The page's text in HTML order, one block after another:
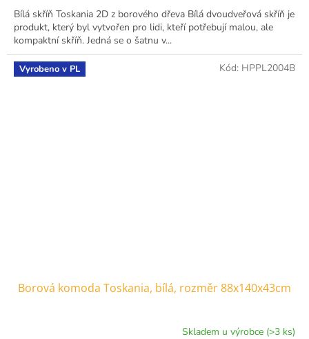
Bílá skříň Toskania 2D z borového dřeva Bílá dvoudveřová skříň je
produkt, který byl vytvořen pro lidi, kteří potřebují malou, ale
kompaktní skříň. Jedná se o šatnu v...
Vyrobeno v PL
Borová komoda Toskania, bílá, rozměr 88x140x43cm
Skladem u výrobce (>3 ks)
Kód: HPPL2004B